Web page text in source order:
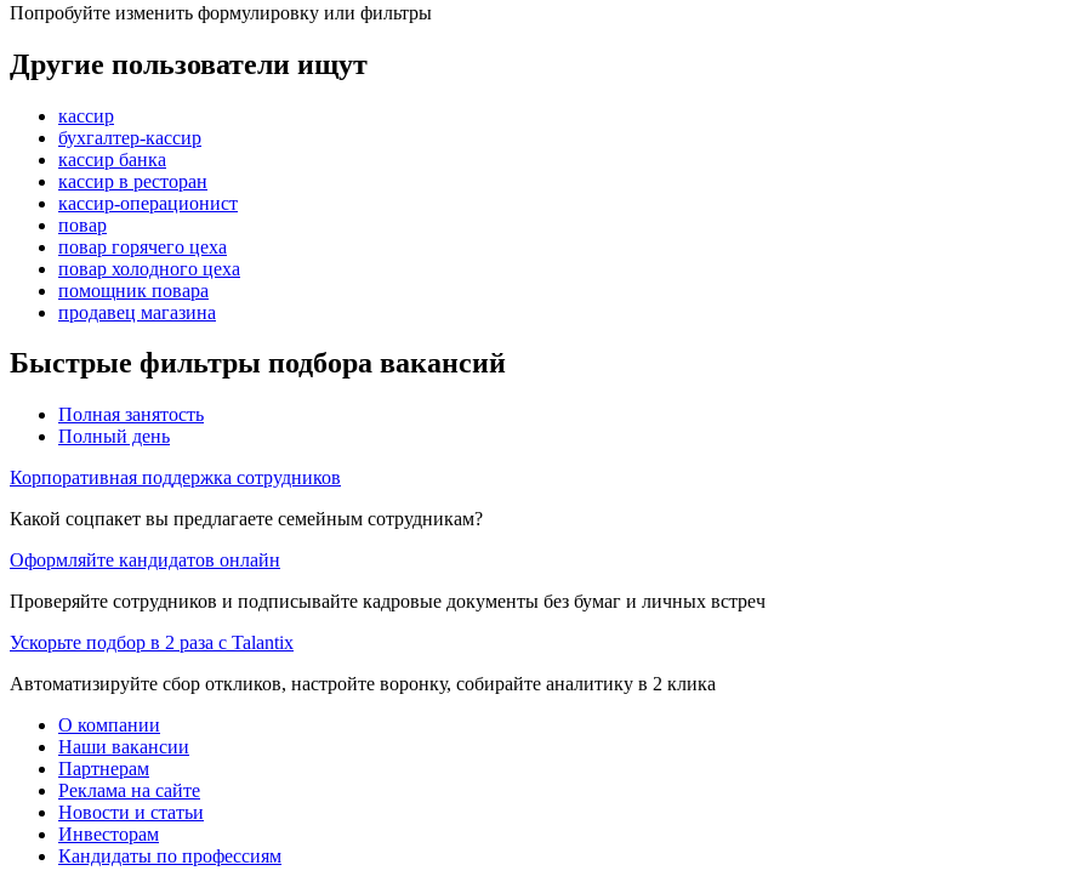
Попробуйте изменить формулировку или фильтры
Другие пользователи ищут
кассир
бухгалтер-кассир
кассир банка
кассир в ресторан
кассир-операционист
повар
повар горячего цеха
повар холодного цеха
помощник повара
продавец магазина
Быстрые фильтры подбора вакансий
Полная занятость
Полный день
Корпоративная поддержка сотрудников
Какой соцпакет вы предлагаете семейным сотрудникам?
Оформляйте кандидатов онлайн
Проверяйте сотрудников и подписывайте кадровые документы без бумаг и личных встреч
Ускорьте подбор в 2 раза с Talantix
Автоматизируйте сбор откликов, настройте воронку, собирайте аналитику в 2 клика
О компании
Наши вакансии
Партнерам
Реклама на сайте
Новости и статьи
Инвесторам
Кандидаты по профессиям